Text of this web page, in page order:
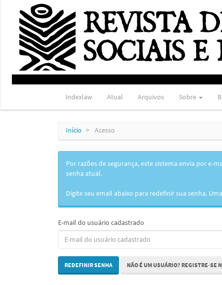
Navegação
Principal
Conteúdo
principal
Barra
Lateral
Indexlaw Atual Arquivos Sobre
Início Acesso
Por razões de segurança, este sistema envia por e-
senha atual.
Digite seu email abaixo para redefinir sua senha.
E-mail do usuário cadastrado
REDEFINIR SENHA NÃO É UM USUÁRIO? REGISTRE-SE